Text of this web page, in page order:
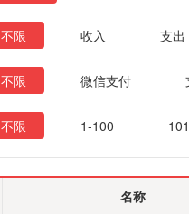
不限 收入 支出
不限 微信支付
不限 1-100
名称